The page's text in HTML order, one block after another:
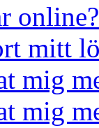
online?
mitt
mig
mig